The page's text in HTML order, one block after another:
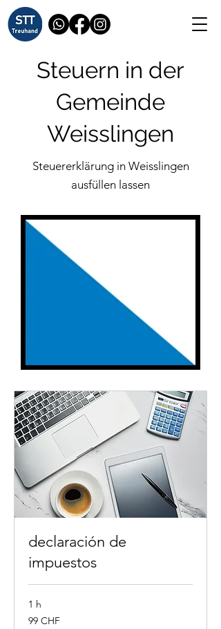
Steuern in der
Gemeinde
Weisslingen
Steuererklärung in Weisslingen
ausfüllen lassen
declaración de
impuestos
1 h
99
francos
99 CHF